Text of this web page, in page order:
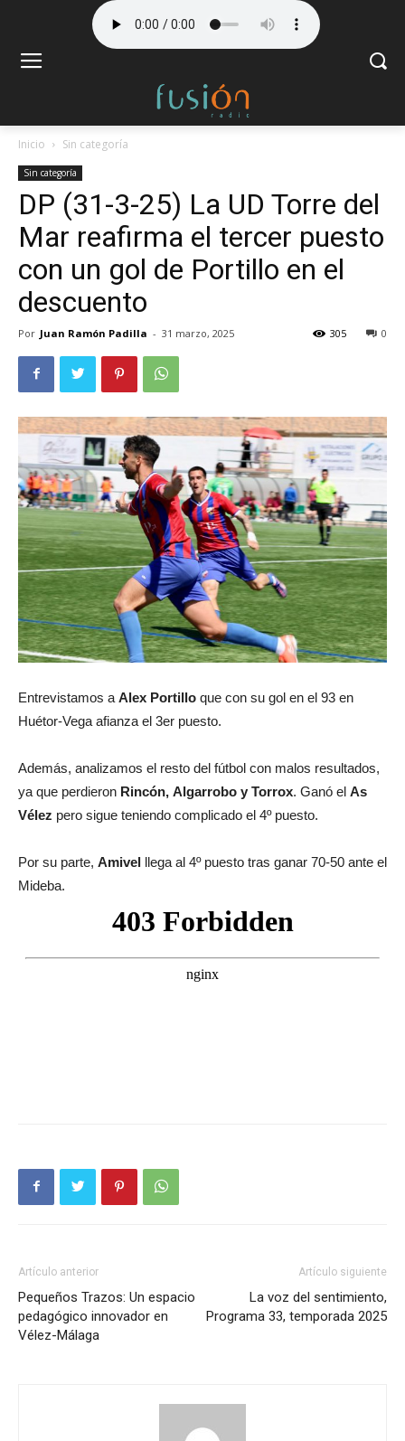
Inicio Sin categoría
Sin categoría
DP (31-3-25) La UD Torre del
Mar reafirma el tercer puesto
con un gol de Portillo en el
descuento
Por Juan Ramón Padilla - 31 marzo, 2025 0
305
Entrevistamos a Alex Portillo que con su gol en el 93 en
Huétor-Vega afianza el 3er puesto.
Además, analizamos el resto del fútbol con malos resultados,
ya que perdieron Rincón, Algarrobo y Torrox. Ganó el As
Vélez pero sigue teniendo complicado el 4º puesto.
Por su parte, Amivel llega al 4º puesto tras ganar 70-50 ante el
Mideba.
Artículo anterior
Pequeños Trazos: Un espacio
pedagógico innovador en
Vélez-Málaga
Artículo siguiente
La voz del sentimiento,
Programa 33, temporada 2025